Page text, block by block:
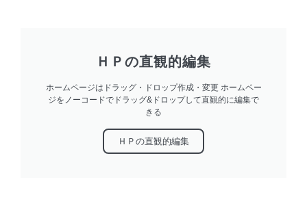
ＨＰの直観的編集
ホームページはドラッグ・ドロップ作成・変更 ホームペー
ジをノーコードでドラッグ&ドロップして直観的に編集で
きる
ＨＰの直観的編集